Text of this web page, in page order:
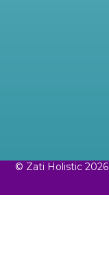
© Zati Holistic 2026